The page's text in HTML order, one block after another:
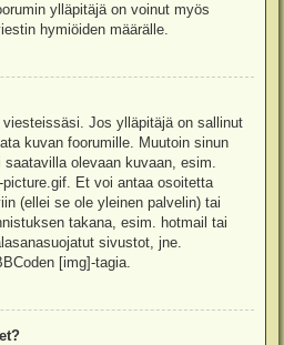
ylläpitäjä on voinut myös
hymiöiden määrälle.
Jos ylläpitäjä on sallinut
kuvan foorumille. Muutoin sinun
olevaan kuvaan, esim.
Et voi antaa osoitetta
(ellei se ole yleinen palvelin) tai
takana, esim. hotmail tai
sivustot, jne.
[img]-tagia.